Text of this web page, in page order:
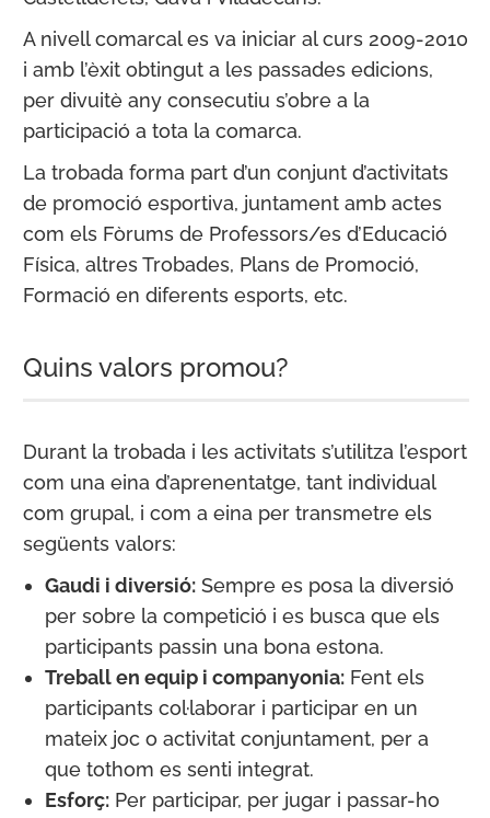
A nivell comarcal es va iniciar al curs 2009-2010
i amb l’èxit obtingut a les passades edicions,
per divuitè any consecutiu s’obre a la
participació a tota la comarca.
La trobada forma part d’un conjunt d’activitats
de promoció esportiva, juntament amb actes
com els Fòrums de Professors/es d’Educació
Física, altres Trobades, Plans de Promoció,
Formació en diferents esports, etc.
Quins valors promou?
Durant la trobada i les activitats s’utilitza l’esport
com una eina d’aprenentatge, tant individual
com grupal, i com a eina per transmetre els
següents valors:
Gaudi i diversió:Sempre es posa la diversió
per sobre la competició i es busca que els
participants passin una bona estona.
Treball en equip i companyonia:Fent els
participants col·laborar i participar en un
mateix joc o activitat conjuntament, per a
que tothom es senti integrat.
Esforç:Per participar, per jugar i passar-ho